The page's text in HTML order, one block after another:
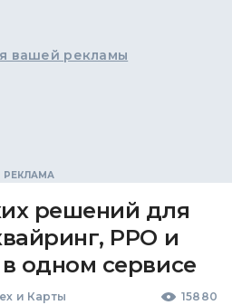
вашей рекламы
решений для
РРО и
одном сервисе
и Карты 15880